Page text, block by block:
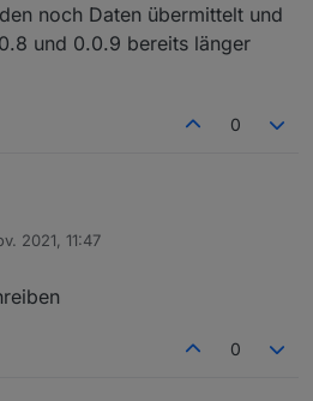
nicht mehr aufgezeichnet.
noch Daten übermittelt und
und 0.0.9 bereits länger
0
0.0.9 bereits länger
2021, 11:47
0